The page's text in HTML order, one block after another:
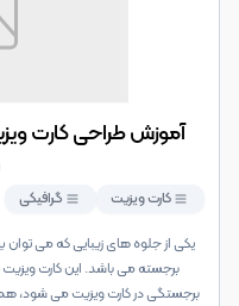
کارت ویزیت گرافیکی
یکی از جلوه های زیبایی که می توان
برجسته می باشد. این کارت
برجستگی در کارت ویزیت می شود،